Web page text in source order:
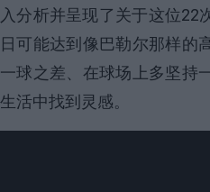
入分析并呈现了关于这位22
日可能达到像巴勒尔那样的
一球之差、在球场上多坚持
生活中找到灵感。